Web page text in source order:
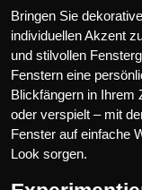
Bringen Sie
individuellen Akzent
und stilvollen
Fenstern eine
Blickfängern in
oder verspielt – mit
Fenster auf einfache
Look sorgen.